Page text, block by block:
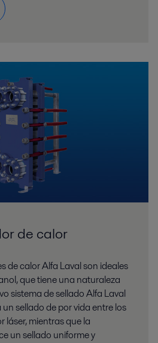
de calor
de calor Alfa Laval son ideales
que tiene una naturaleza
sistema de sellado Alfa Laval
sellado de por vida entre los
láser, mientras que la
un sellado uniforme y